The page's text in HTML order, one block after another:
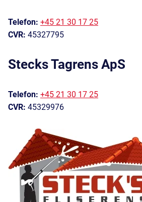
Telefon: +45 21 30 17 25
CVR: 45327795
Stecks Tagrens ApS
Telefon: +45 21 30 17 25
CVR: 45329976